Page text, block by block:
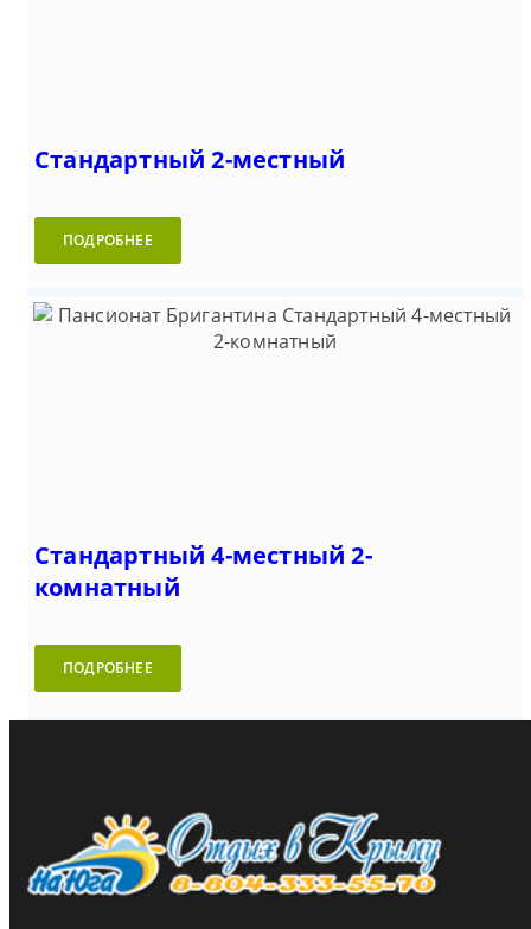
Стандартный 2-местный
ПОДРОБНЕЕ
Стандартный 4-местный 2-
комнатный
ПОДРОБНЕЕ